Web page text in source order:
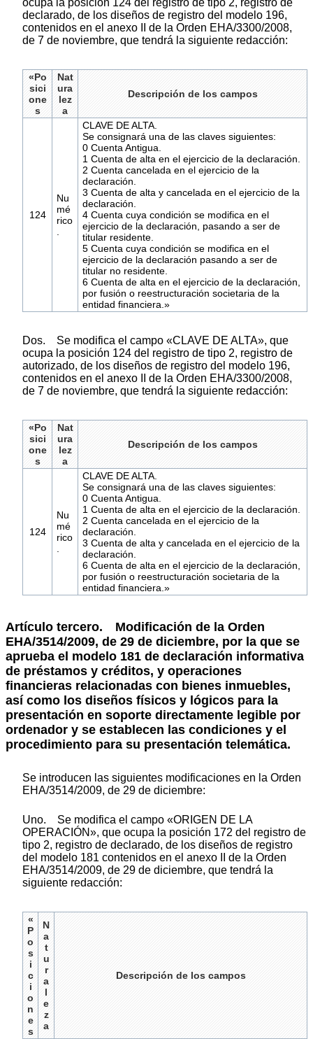
declarado, de los diseños de registro del modelo 196,
contenidos en el anexo II de la Orden EHA/3300/2008,
de 7 de noviembre, que tendrá la siguiente redacción:
«Po
sici
one
s
Nat
ura
lez
a
Descripción de los campos
124
Nu
mé
rico
CLAVE DE ALTA.
Se consignará una de las claves siguientes:
0 Cuenta Antigua.
1 Cuenta de alta en el ejercicio de la declaración.
2 Cuenta cancelada en el ejercicio de la
declaración.
3 Cuenta de alta y cancelada en el ejercicio de la
declaración.
4 Cuenta cuya condición se modifica en el
ejercicio de la declaración, pasando a ser de
titular residente.
5 Cuenta cuya condición se modifica en el
ejercicio de la declaración pasando a ser de
titular no residente.
6 Cuenta de alta en el ejercicio de la declaración,
por fusión o reestructuración societaria de la
entidad financiera.»
Dos. Se modifica el campo «CLAVE DE ALTA», que
ocupa la posición 124 del registro de tipo 2, registro de
autorizado, de los diseños de registro del modelo 196,
contenidos en el anexo II de la Orden EHA/3300/2008,
de 7 de noviembre, que tendrá la siguiente redacción:
«Po
sici
one
s
Nat
ura
lez
a
Descripción de los campos
124
Nu
mé
rico
CLAVE DE ALTA.
Se consignará una de las claves siguientes:
0 Cuenta Antigua.
1 Cuenta de alta en el ejercicio de la declaración.
2 Cuenta cancelada en el ejercicio de la
declaración.
3 Cuenta de alta y cancelada en el ejercicio de la
declaración.
6 Cuenta de alta en el ejercicio de la declaración,
por fusión o reestructuración societaria de la
entidad financiera.»
Artículo tercero. Modificación de la Orden
EHA/3514/2009, de 29 de diciembre, por la que se
aprueba el modelo 181 de declaración informativa
de préstamos y créditos, y operaciones
financieras relacionadas con bienes inmuebles,
así como los diseños físicos y lógicos para la
presentación en soporte directamente legible por
ordenador y se establecen las condiciones y el
procedimiento para su presentación telemática.
Se introducen las siguientes modificaciones en la Orden
EHA/3514/2009, de 29 de diciembre:
Uno. Se modifica el campo «ORIGEN DE LA
OPERACIÓN», que ocupa la posición 172 del registro de
tipo 2, registro de declarado, de los diseños de registro
del modelo 181 contenidos en el anexo II de la Orden
EHA/3514/2009, de 29 de diciembre, que tendrá la
siguiente redacción:
«
P
o
s
i
c
i
o
n
e
s
N
a
t
u
r
a
l
e
z
a
Descripción de los campos